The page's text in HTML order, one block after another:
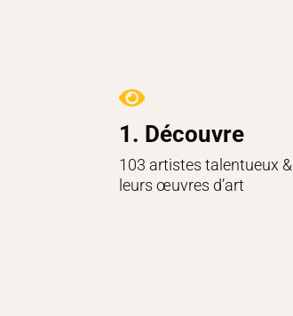

1. Découvre
103 artistes talentueux &
leurs œuvres d’art